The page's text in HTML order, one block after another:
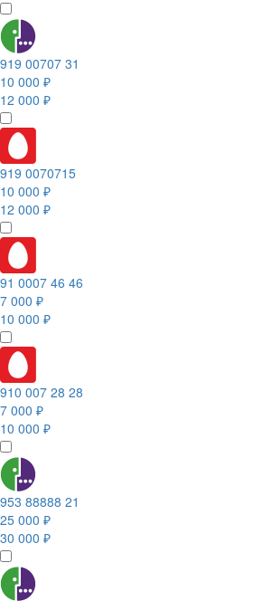
919 00707 31
10 000 ₽
12 000 ₽
919 0070715
10 000 ₽
12 000 ₽
91 0007 46 46
7 000 ₽
10 000 ₽
910 007 28 28
7 000 ₽
10 000 ₽
953 88888 21
25 000 ₽
30 000 ₽